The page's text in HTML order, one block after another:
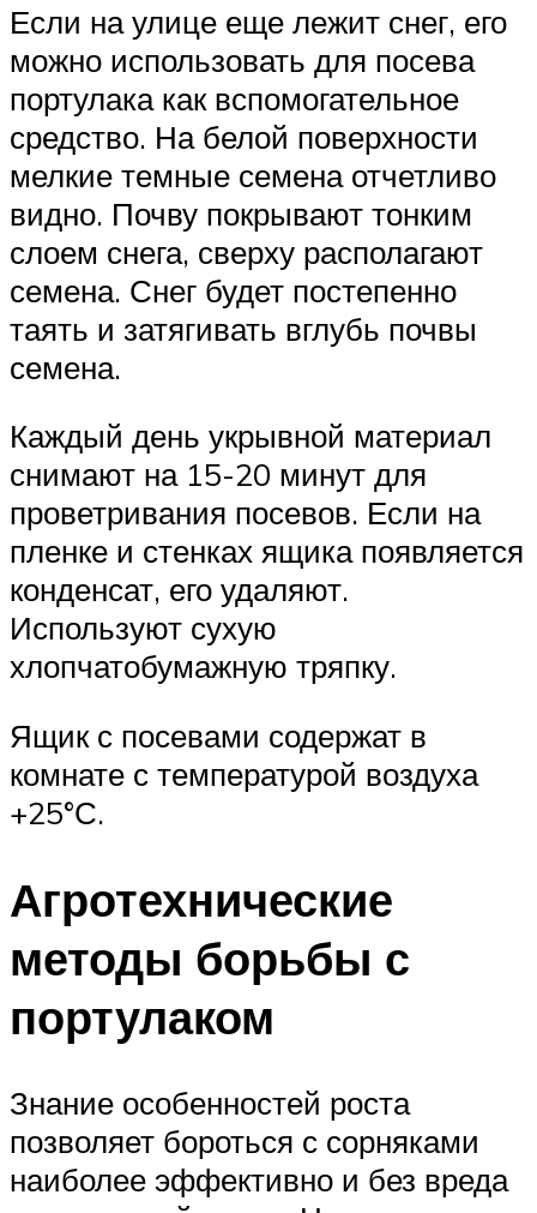
Если на улице еще лежит снег, его
можно использовать для посева
портулака как вспомогательное
средство. На белой поверхности
мелкие темные семена отчетливо
видно. Почву покрывают тонким
слоем снега, сверху располагают
семена. Снег будет постепенно
таять и затягивать вглубь почвы
семена.
Каждый день укрывной материал
снимают на 15-20 минут для
проветривания посевов. Если на
пленке и стенках ящика появляется
конденсат, его удаляют.
Используют сухую
хлопчатобумажную тряпку.
Ящик с посевами содержат в
комнате с температурой воздуха
+25°С.
Агротехнические
методы борьбы с
портулаком
Знание особенностей роста
позволяет бороться с сорняками
наиболее эффективно и без вреда